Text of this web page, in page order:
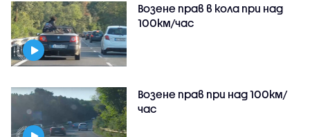
Возене прав в кола при над
100км/час
Возене прав при над 100км/
час